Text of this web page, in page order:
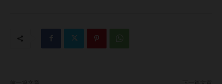
政策，她为那些无法发声的动物发声。 Robin Hicks是环保媒
体Eco-Business的副主编，专注于揭露发展背后的生态代价